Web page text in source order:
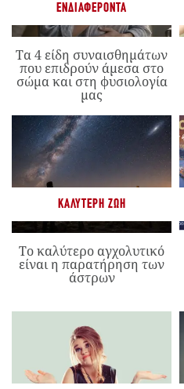
ΕΝΔΙΑΦΈΡΟΝΤΑ
Τα 4 είδη συναισθημάτων
που επιδρούν άμεσα στο
σώμα και στη φυσιολογία
μας
ΚΑΛΎΤΕΡΗ ΖΩΉ
Το καλύτερο αγχολυτικό
είναι η παρατήρηση των
άστρων